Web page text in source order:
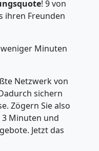
! 9 von
ihren Freunden
Minuten
Netzwerk von
sichern
Zögern Sie also
3 Minuten und
Jetzt das